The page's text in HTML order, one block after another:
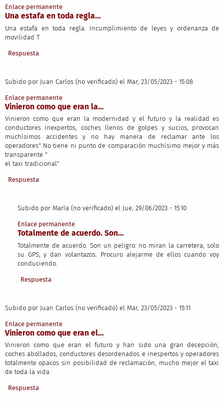
Enlace permanente
Una estafa en toda regla…
Una estafa en toda regla. Incumplimiento de leyes y ordenanza de
movilidad T
Respuesta
Subido por Juan Carlos (no verificado) el Mar, 23/05/2023 - 15:08
Enlace permanente
Vinieron como que eran la…
Vinieron como que eran la modernidad y el futuro y la realidad es
conductores inexpertos, coches llenos de golpes y sucios, provocan
muchísimos accidentes y no hay manera de reclamar ante los
operadores" No tiene ni punto de comparación muchísimo mejor y más
transparente "
el taxi tradicional"
Respuesta
Subido por María (no verificado) el Jue, 29/06/2023 - 15:10
En respuesta aVinieron como que eran la…
Enlace permanente
Totalmente de acuerdo. Son…
Totalmente de acuerdo. Son un peligro: no miran la carretera, solo
su GPS, y dan volantazos. Procuro alejarme de ellos cuando voy
conduciendo.
Respuesta
Subido por Juan Carlos (no verificado) el Mar, 23/05/2023 - 15:11
Enlace permanente
Vinieron como que eran el…
Vinieron como que eran el futuro y han sido una gran decepción,
coches abollados, conductores desordenados e inespertos y operadores
totalmente opacos sin posibilidad de reclamación, mucho mejor el taxi
de toda la vida
Respuesta